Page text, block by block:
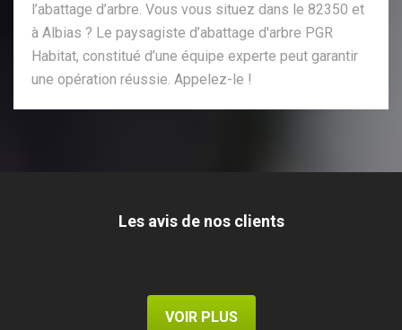
l’abattage d’arbre. Vous vous situez dans le 82350 et
à Albias ? Le paysagiste d’abattage d'arbre PGR
Habitat, constitué d’une équipe experte peut garantir
une opération réussie. Appelez-le !
Les avis de nos clients
VOIR PLUS